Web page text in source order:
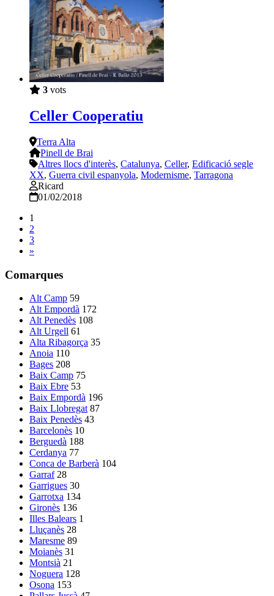
3 vots
Celler Cooperatiu
Terra Alta
Pinell de Brai
Altres llocs d'interès, Catalunya, Celler, Edificació segle
XX, Guerra civil espanyola, Modernisme, Tarragona
Ricard
01/02/2018
1
2
3
»
Comarques
Alt Camp 59
Alt Empordà 172
Alt Penedès 108
Alt Urgell 61
Alta Ribagorça 35
Anoia 110
Bages 208
Baix Camp 75
Baix Ebre 53
Baix Empordà 196
Baix Llobregat 87
Baix Penedès 43
Barcelonès 10
Berguedà 188
Cerdanya 77
Conca de Barberà 104
Garraf 28
Garrigues 30
Garrotxa 134
Gironès 136
Illes Balears 1
Lluçanès 28
Maresme 89
Moianès 31
Montsià 21
Noguera 128
Osona 153